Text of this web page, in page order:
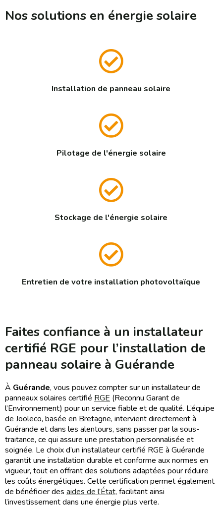
Nos solutions en énergie solaire
Installation de panneau solaire
Pilotage de l'énergie solaire
Stockage de l'énergie solaire
Entretien de votre installation photovoltaïque
Faites confiance à un installateur
certifié RGE pour l’installation de
panneau solaire à Guérande
À Guérande, vous pouvez compter sur un installateur de
panneaux solaires certifié RGE (Reconnu Garant de
l’Environnement) pour un service fiable et de qualité. L’équipe
de Jooleco, basée en Bretagne, intervient directement à
Guérande et dans les alentours, sans passer par la sous-
traitance, ce qui assure une prestation personnalisée et
soignée. Le choix d’un installateur certifié RGE à Guérande
garantit une installation durable et conforme aux normes en
vigueur, tout en offrant des solutions adaptées pour réduire
les coûts énergétiques. Cette certification permet également
de bénéficier des aides de l’État, facilitant ainsi
l’investissement dans une énergie plus verte.